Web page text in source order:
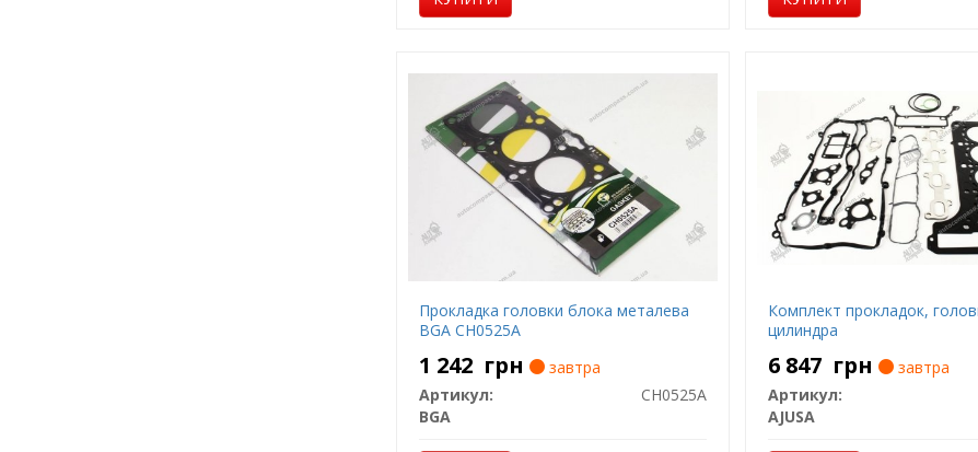
Прокладка головки блока металева
BGA CH0525A
1 242 грн
завтра
Артикул:
CH0525A
BGA
Комплект прокладок,
цилиндра
6 847 грн
завтра
Артикул:
AJUSA